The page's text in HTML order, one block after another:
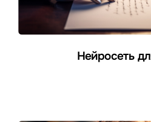
Нейросеть